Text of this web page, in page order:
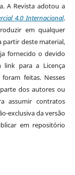
A Revista adotou a
4.0 Internacional.
em qualquer
partir deste material,
fornecido o devido
para a Licença
feitas. Nesses
dos autores ou
assumir contratos
exclusiva da versão
em repositório